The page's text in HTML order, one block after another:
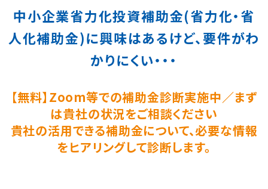
中小企業省力化投資補助金(省力化・省
人化補助金)に興味はあるけど、要件がわ
かりにくい・・・
【無料】Zoom等での補助金診断実施中／まず
は貴社の状況をご相談ください
貴社の活用できる補助金について、必要な情報
をヒアリングして診断します。